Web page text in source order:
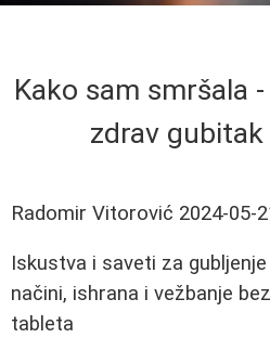
Kako sam smršala
zdrav
Radomir Vitorović 2024-05-
Iskustva i saveti za
načini, ishrana i vežbanje
tableta